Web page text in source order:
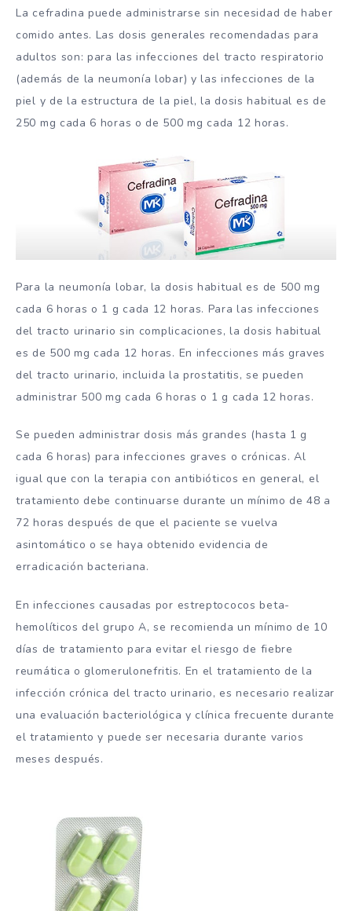
La cefradina puede administrarse sin necesidad de haber
comido antes. Las dosis generales recomendadas para
adultos son: para las infecciones del tracto respiratorio
(además de la neumonía lobar) y las infecciones de la
piel y de la estructura de la piel, la dosis habitual es de
250 mg cada 6 horas o de 500 mg cada 12 horas.
Para la neumonía lobar, la dosis habitual es de 500 mg
cada 6 horas o 1 g cada 12 horas. Para las infecciones
del tracto urinario sin complicaciones, la dosis habitual
es de 500 mg cada 12 horas. En infecciones más graves
del tracto urinario, incluida la prostatitis, se pueden
administrar 500 mg cada 6 horas o 1 g cada 12 horas.
Se pueden administrar dosis más grandes (hasta 1 g
cada 6 horas) para infecciones graves o crónicas. Al
igual que con la terapia con antibióticos en general, el
tratamiento debe continuarse durante un mínimo de 48 a
72 horas después de que el paciente se vuelva
asintomático o se haya obtenido evidencia de
erradicación bacteriana.
En infecciones causadas por estreptococos beta-
hemolíticos del grupo A, se recomienda un mínimo de 10
días de tratamiento para evitar el riesgo de fiebre
reumática o glomerulonefritis. En el tratamiento de la
infección crónica del tracto urinario, es necesario realizar
una evaluación bacteriológica y clínica frecuente durante
el tratamiento y puede ser necesaria durante varios
meses después.